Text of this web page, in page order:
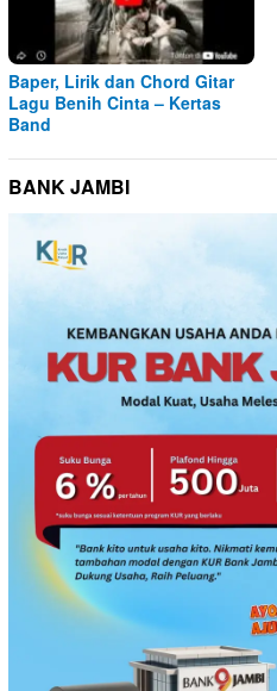
Baper, Lirik dan Chord Gitar
Lagu Benih Cinta – Kertas
Band
BANK JAMBI